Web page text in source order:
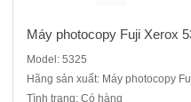
Máy photocopy Fuji Xerox
Model: 5325
Hãng sản xuất: Máy photocopy
Tình trạng: Có hàng